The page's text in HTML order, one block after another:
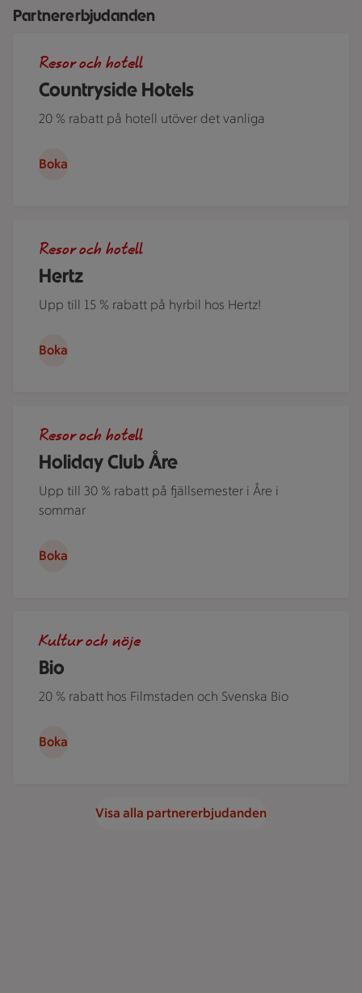
Partnererbjudanden
Countryside Hotels
Resor och hotell
20 % rabatt på hotell utöver det vanliga
Boka
Hertz
Resor och hotell
Upp till 15 % rabatt på hyrbil hos Hertz!
Boka
Holiday Club Åre
Resor och hotell
Upp till 30 % rabatt på fjällsemester i Åre i
sommar
Boka
Bio
Kultur och nöje
20 % rabatt hos Filmstaden och Svenska Bio
Boka
Visa alla partnererbjudanden